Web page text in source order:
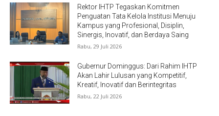
Rektor IHTP Tegaskan Komitmen
Penguatan Tata Kelola Institusi Menuju
Kampus yang Profesional, Disiplin,
Sinergis, Inovatif, dan Berdaya Saing
Rabu, 29 Juli 2026
Gubernur Dominggus: Dari Rahim IHTP
Akan Lahir Lulusan yang Kompetitif,
Kreatif, Inovatif dan Berintegritas
Rabu, 22 Juli 2026